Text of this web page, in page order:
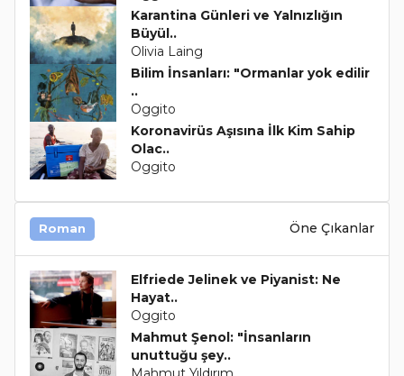
Karantina Günleri ve Yalnızlığın
Büyül..
Olivia Laing
Bilim İnsanları: "Ormanlar yok edilir
..
Oggito
Koronavirüs Aşısına İlk Kim Sahip
Olac..
Oggito
Roman Öne Çıkanlar
Elfriede Jelinek ve Piyanist: Ne
Hayat..
Oggito
Mahmut Şenol: "İnsanların
unuttuğu şey..